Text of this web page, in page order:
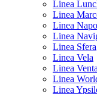
Linea
Linea
Linea
Linea
Linea Sfera
Linea Vela
Linea
Linea
Linea